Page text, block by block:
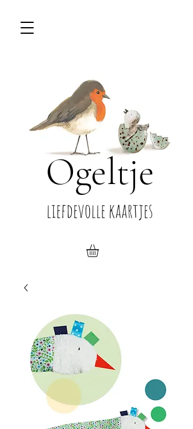
liefdevolle kaartjes
Ogeltje